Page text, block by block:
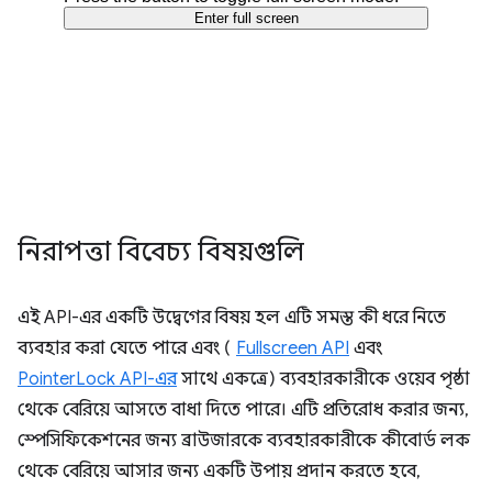
নিরাপত্তা বিবেচ্য বিষয়গুলি
এই API-এর একটি উদ্বেগের বিষয় হল এটি সমস্ত কী ধরে নিতে
ব্যবহার করা যেতে পারে এবং ( Fullscreen API এবং
PointerLock API-এরসাথে একত্রে) ব্যবহারকারীকে ওয়েব পৃষ্ঠা
থেকে বেরিয়ে আসতে বাধা দিতে পারে। এটি প্রতিরোধ করার জন্য,
স্পেসিফিকেশনের জন্য ব্রাউজারকে ব্যবহারকারীকে কীবোর্ড লক
থেকে বেরিয়ে আসার জন্য একটি উপায় প্রদান করতে হবে,